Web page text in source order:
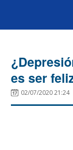
es ser
02/07/2020 21:24